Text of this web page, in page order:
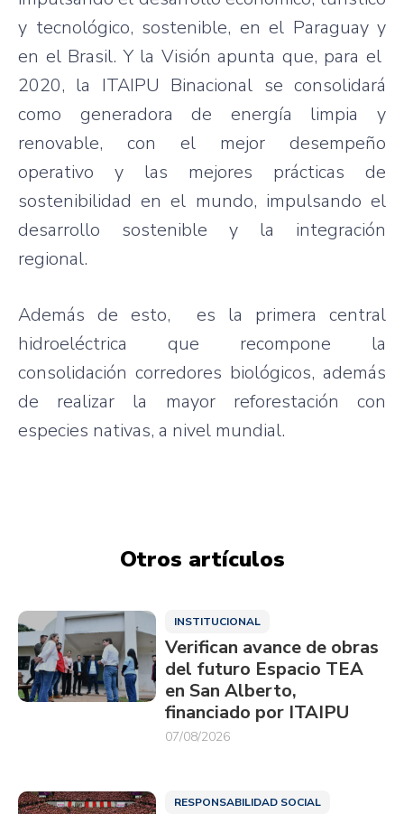
y tecnológico, sostenible, en el Paraguay y
en el Brasil. Y la Visión apunta que, para el
2020, la ITAIPU Binacional se consolidará
como generadora de energía limpia y
renovable, con el mejor desempeño
operativo y las mejores prácticas de
sostenibilidad en el mundo, impulsando el
desarrollo sostenible y la integración
regional.
Además de esto, es la primera central
hidroeléctrica que recompone la
consolidación corredores biológicos, además
de realizar la mayor reforestación con
especies nativas, a nivel mundial.
Otros artículos
INSTITUCIONAL
Verifican avance de obras
del futuro Espacio TEA
en San Alberto,
financiado por ITAIPU
07/08/2026
RESPONSABILIDAD SOCIAL